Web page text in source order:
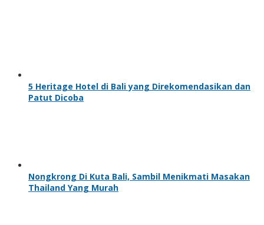
5 Heritage Hotel di Bali yang Direkomendasikan dan
Patut Dicoba
Nongkrong Di Kuta Bali, Sambil Menikmati Masakan
Thailand Yang Murah